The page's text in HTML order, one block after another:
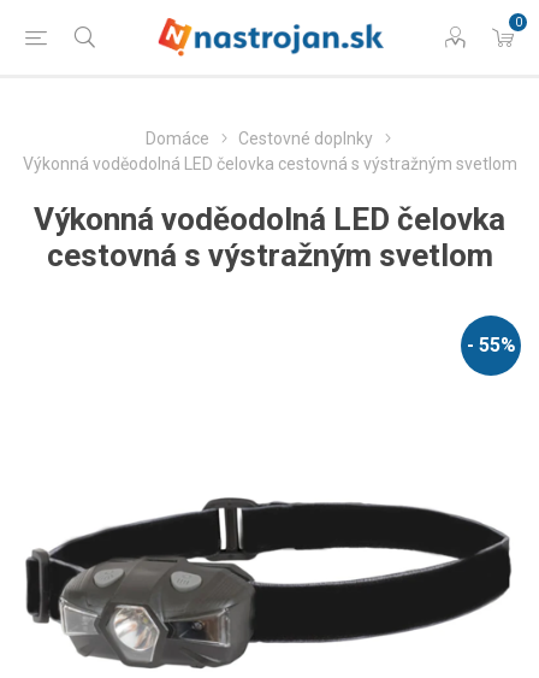
0
Domáce
Cestovné doplnky
Výkonná voděodolná LED čelovka cestovná s výstražným svetlom
Výkonná voděodolná LED čelovka
cestovná s výstražným svetlom
- 55%